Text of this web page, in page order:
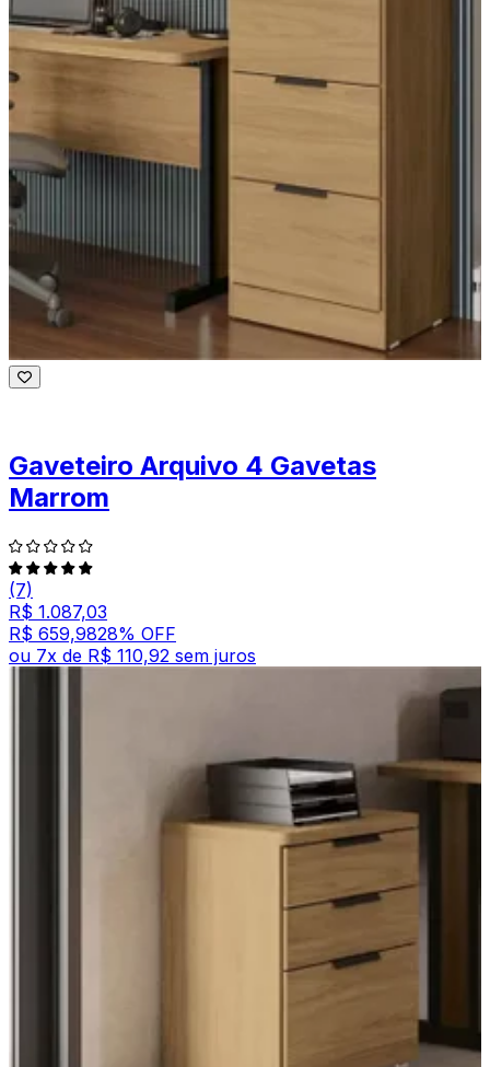
Gaveteiro Arquivo 4 Gavetas
Marrom
(7)
R$ 1.087,03
R$ 659,9828% OFF
ou 7x de R$ 110,92 sem juros